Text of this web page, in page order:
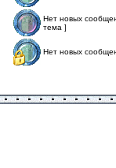
Нет новых
тема ]
Нет новых